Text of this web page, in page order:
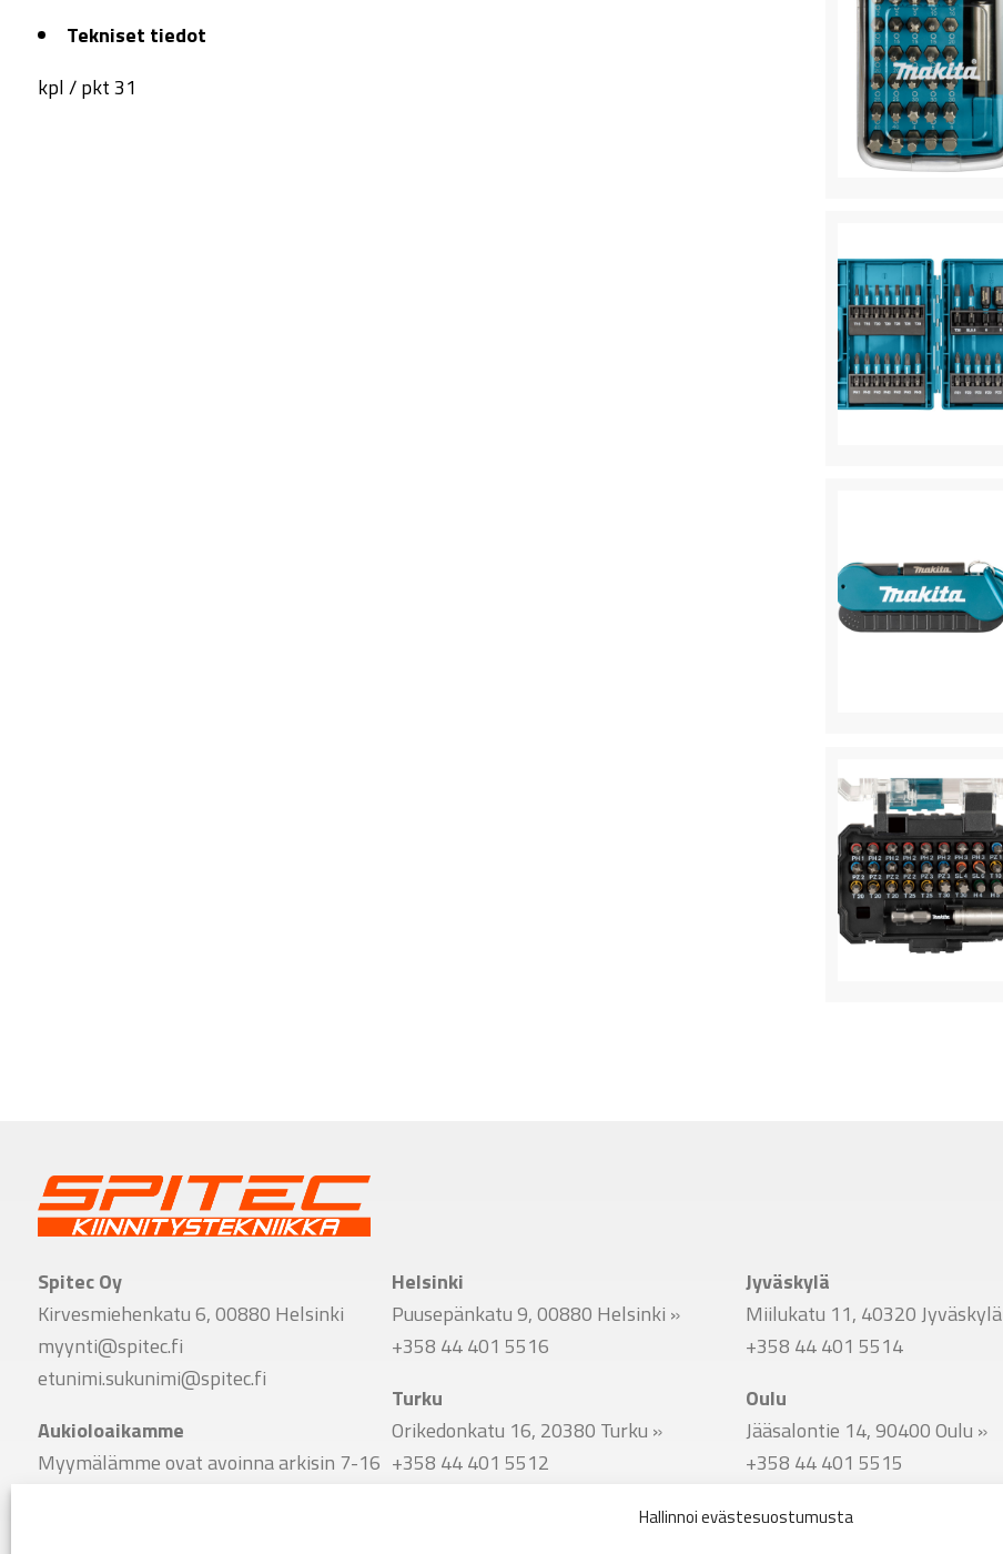
Hallinnoi evästesuostumusta
Tekniset tiedot
kpl / pkt 31
Spitec Oy
Kirvesmiehenkatu 6, 00880 Helsinki
myynti@spitec.fi
etunimi.sukunimi@spitec.fi
Aukioloaikamme
Myymälämme ovat avoinna arkisin 7-16
Helsinki
Puusepänkatu 9, 00880 Helsinki »
+358 44 401 5516
Turku
Orikedonkatu 16, 20380 Turku »
+358 44 401 5512
Jyväskylä
Miilukatu 11, 40320 Jyväskylä
+358 44 401 5514
Oulu
Jääsalontie 14, 90400 Oulu »
+358 44 401 5515